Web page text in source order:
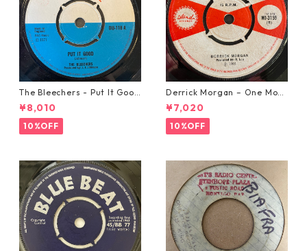
The Bleechers - Put It Good
【7-21637】
¥8,010
10%OFF
Derrick Morgan – One Morn
ing In May【7-21653】
¥7,020
10%OFF